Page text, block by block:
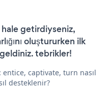
hale getirdiyseniz,
oluştururken ilk
tebrikler!
captivate, turn nasıl
desteklenir?